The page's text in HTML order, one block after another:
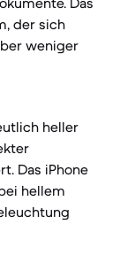
der sich
weniger
heller
Das iPhone
hellem